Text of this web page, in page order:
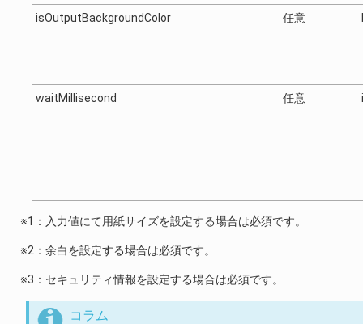
isOutputBackgroundColor 任意
waitMillisecond 任意
※1：入力値にて用紙サイズを設定する場合は必須です。
※2：余白を設定する場合は必須です。
※3：セキュリティ情報を設定する場合は必須です。
コラム